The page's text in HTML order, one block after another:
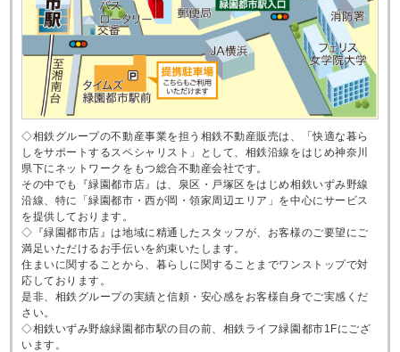
◇相鉄グループの不動産事業を担う相鉄不動産販売は、「快適な暮ら
しをサポートするスペシャリスト」として、相鉄沿線をはじめ神奈川
県下にネットワークをもつ総合不動産会社です。
その中でも『緑園都市店』は、泉区・戸塚区をはじめ相鉄いずみ野線
沿線、特に「緑園都市・西が岡・領家周辺エリア」を中心にサービス
を提供しております。
◇『緑園都市店』は地域に精通したスタッフが、お客様のご要望にご
満足いただけるお手伝いを約束いたします。
住まいに関することから、暮らしに関することまでワンストップで対
応しております。
是非、相鉄グループの実績と信頼・安心感をお客様自身でご実感くだ
さい。
◇相鉄いずみ野線緑園都市駅の目の前、相鉄ライフ緑園都市1Fにござ
います。